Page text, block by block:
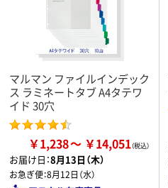
マルマン ファイルインデック
ス ラミネートタブ A4タテワ
イド 30穴
￥1,238 ￥14,051
お届け日：8月13日（木）
お急ぎ便：8月12日（水）